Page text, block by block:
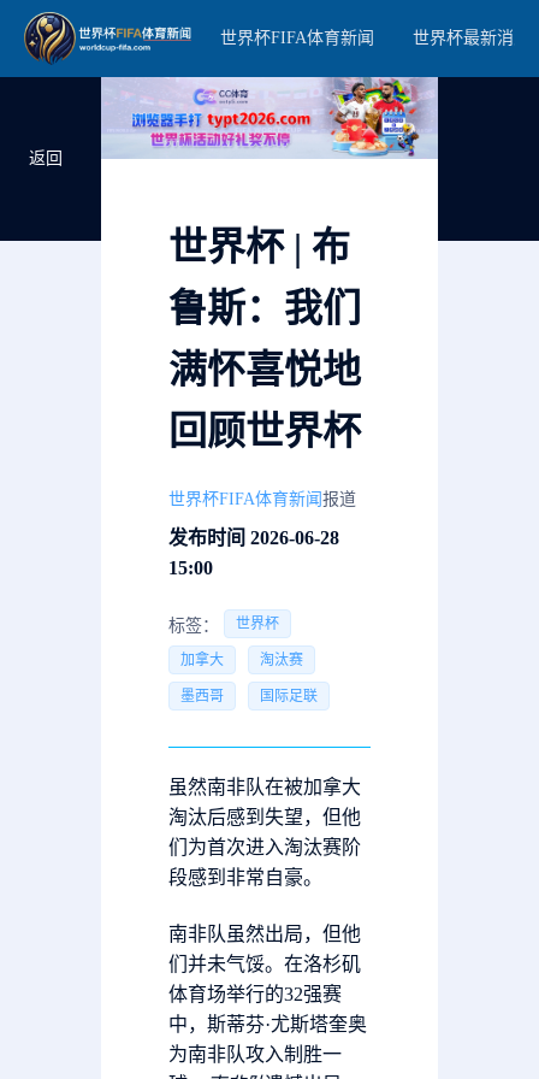
世界杯FIFA体育新闻 世界杯最新消息
返回
世界杯 | 布
鲁斯：我们
满怀喜悦地
回顾世界杯
世界杯FIFA体育新闻 报道
发布时间 2026-06-28
15:00
标签： 世界杯
加拿大 淘汰赛
墨西哥 国际足联
虽然南非队在被加拿大
淘汰后感到失望，但他
们为首次进入淘汰赛阶
段感到非常自豪。
南非队虽然出局，但他
们并未气馁。在洛杉矶
体育场举行的32强赛
中，斯蒂芬·尤斯塔奎奥
为南非队攻入制胜一